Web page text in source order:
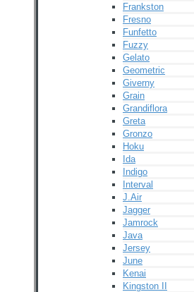
Frankston
Fresno
Funfetto
Fuzzy
Gelato
Geometric
Giverny
Grain
Grandiflora
Greta
Gronzo
Hoku
Ida
Indigo
Interval
J.Air
Jagger
Jamrock
Java
Jersey
June
Kenai
Kingston II